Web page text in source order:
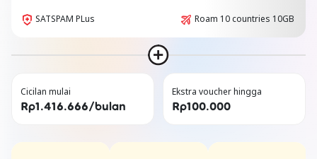
SATSPAM PLus Roam 10 countries 10GB
Cicilan mulai
Rp1.416.666/bulan
Ekstra voucher hingga
Rp100.000